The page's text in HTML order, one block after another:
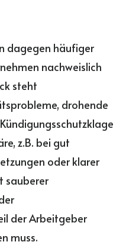
dagegen häufiger
nachweislich
steht
drohende
z.B. bei gut
oder klarer
sauberer
der Arbeitgeber
muss.